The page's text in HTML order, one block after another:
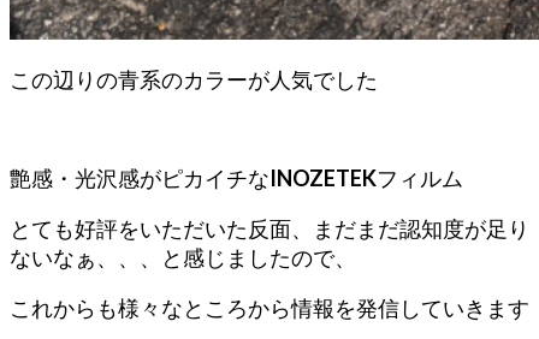
この辺りの青系のカラーが人気でした
艶感・光沢感がピカイチなINOZETEKフィルム
とても好評をいただいた反面、まだまだ認知度が足り
ないなぁ、、、と感じましたので、
これからも様々なところから情報を発信していきます